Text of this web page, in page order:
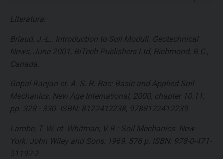
Literatura:
Briaud, J.-L.: Introduction to Soil Moduli. Geotechnical
News, June 2001, BiTech Publishers Ltd, Richmond, B.C.,
Canada.
Gopal Ranjan et. A. S. R. Rao: Basic and Applied Soil
Mechanics. New Age International, 2000, chapter 10.11,
pp. 328 - 330. ISBN: 8122412238, 9788122412239.
Lambe, T. W. et. Whitman, V. R.: Soil Mechanics. New
York: John Wiley and Sons, 1969, 576 p. ISBN: 978-0-471-
51192-2.